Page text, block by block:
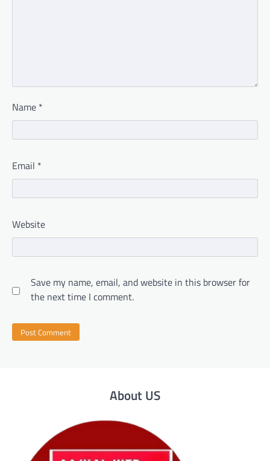
Name *
Email *
Website
Save my name, email, and website in this browser for
the next time I comment.
About US